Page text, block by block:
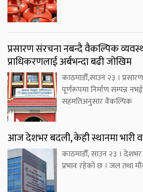
प्रसारण संरचना नबन्दै वैकल्पिक
प्राधिकरणलाई अर्बभन्दा बढी जोखिम
काठमाडौँ,साउन २३ ।
पूर्णरूपमा निर्माण सम्पन्न
सहमतिअनुसार वैकल्पिक
आज देशभर बदली, केही स्थानमा भारी
काठमाडौँ, साउन २३ ।
प्रभाव रहेको छ । जल तथा